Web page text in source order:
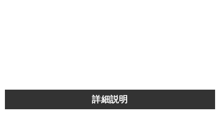
詳細説明